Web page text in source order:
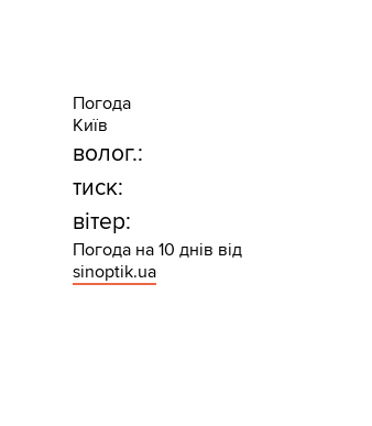
Погода
Київ
волог.:
тиск:
вітер:
Погода на 10 днів від
sinoptik.ua